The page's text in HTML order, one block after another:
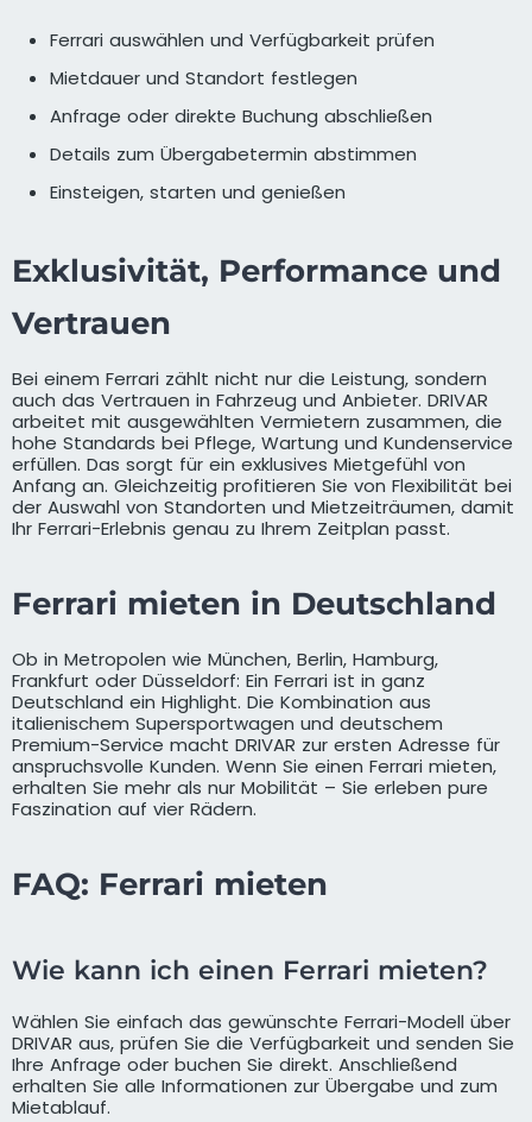
Ferrari auswählen und Verfügbarkeit prüfen
Mietdauer und Standort festlegen
Anfrage oder direkte Buchung abschließen
Details zum Übergabetermin abstimmen
Einsteigen, starten und genießen
Exklusivität, Performance und
Vertrauen
Bei einem Ferrari zählt nicht nur die Leistung, sondern
auch das Vertrauen in Fahrzeug und Anbieter. DRIVAR
arbeitet mit ausgewählten Vermietern zusammen, die
hohe Standards bei Pflege, Wartung und Kundenservice
erfüllen. Das sorgt für ein exklusives Mietgefühl von
Anfang an. Gleichzeitig profitieren Sie von Flexibilität bei
der Auswahl von Standorten und Mietzeiträumen, damit
Ihr Ferrari-Erlebnis genau zu Ihrem Zeitplan passt.
Ferrari mieten in Deutschland
Ob in Metropolen wie München, Berlin, Hamburg,
Frankfurt oder Düsseldorf: Ein Ferrari ist in ganz
Deutschland ein Highlight. Die Kombination aus
italienischem Supersportwagen und deutschem
Premium-Service macht DRIVAR zur ersten Adresse für
anspruchsvolle Kunden. Wenn Sie einen Ferrari mieten,
erhalten Sie mehr als nur Mobilität – Sie erleben pure
Faszination auf vier Rädern.
FAQ: Ferrari mieten
Wie kann ich einen Ferrari mieten?
Wählen Sie einfach das gewünschte Ferrari-Modell über
DRIVAR aus, prüfen Sie die Verfügbarkeit und senden Sie
Ihre Anfrage oder buchen Sie direkt. Anschließend
erhalten Sie alle Informationen zur Übergabe und zum
Mietablauf.